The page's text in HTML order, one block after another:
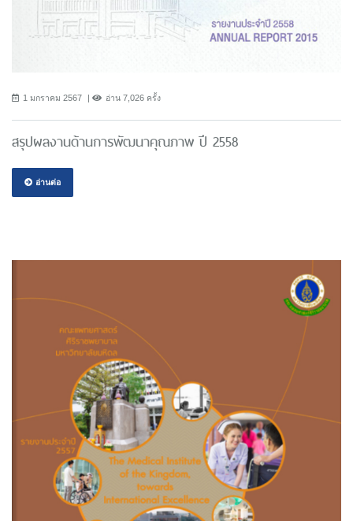
1 มกราคม 2567 อ่าน 7,026 ครั้ง
สรุปผลงานด้านการพัฒนาคุณภาพ ปี 2558
อ่านต่อ